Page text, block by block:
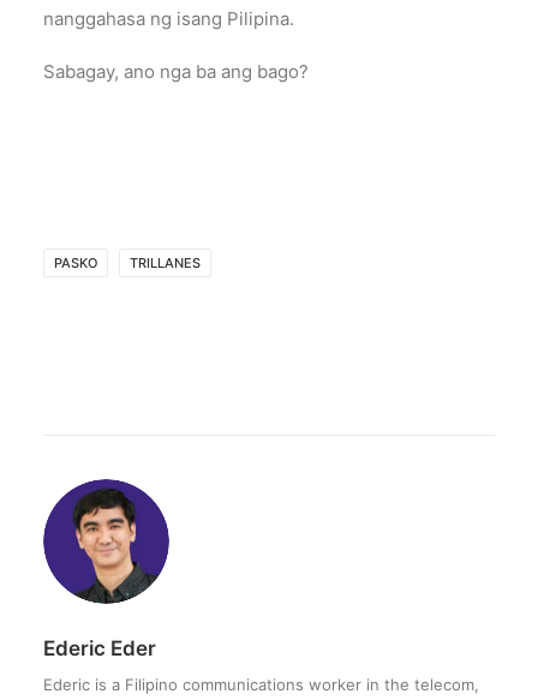
nanggahasa ng isang Pilipina.
Sabagay, ano nga ba ang bago?
PASKO TRILLANES
Ederic Eder
Ederic is a Filipino communications worker in the telecom,